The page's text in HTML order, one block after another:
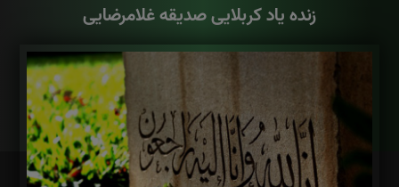
زنده یاد کربلایی صدیقه غلامرضایی